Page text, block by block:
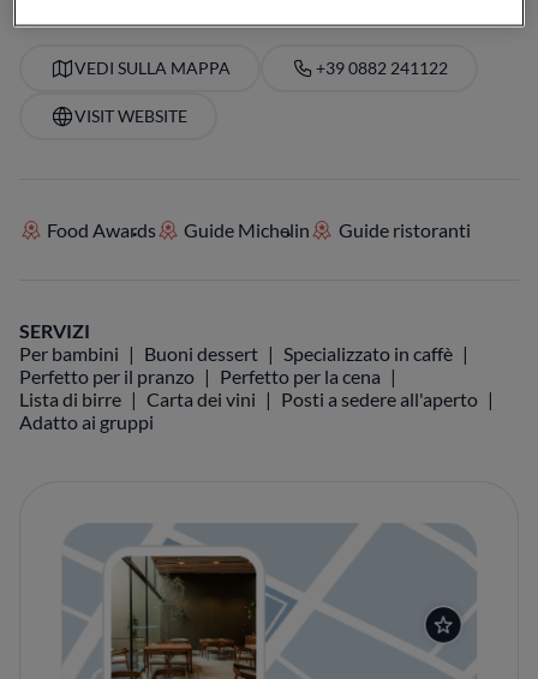
VEDI SULLA MAPPA +39 0882 241122
VISIT WEBSITE
Food Awards Guide Michelin Guide ristoranti
SERVIZI
Per bambini
Buoni dessert
Specializzato in caffè
Perfetto per il pranzo
Perfetto per la cena
Lista di birre
Carta dei vini
Posti a sedere all'aperto
Adatto ai gruppi